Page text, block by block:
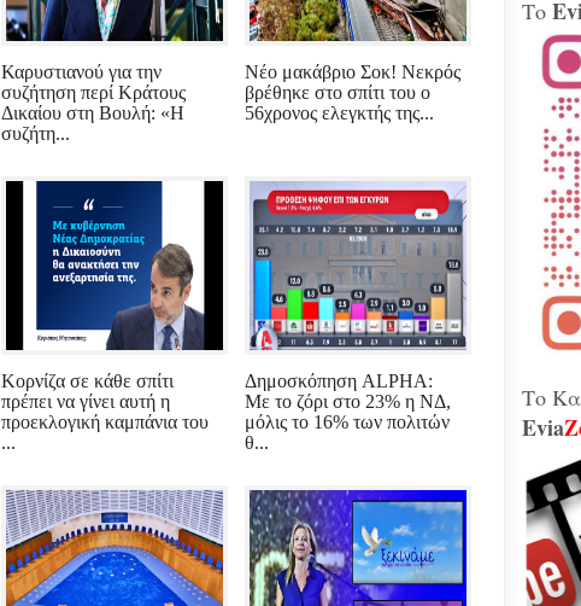
Καρυστιανού για την
συζήτηση περί Κράτους
Δικαίου στη Βουλή: «Η
συζήτη...
Νέο μακάβριο Σοκ! Νεκρός
βρέθηκε στο σπίτι του ο
56χρονος ελεγκτής της...
Κορνίζα σε κάθε σπίτι
πρέπει να γίνει αυτή η
προεκλογική καμπάνια του
...
Δημοσκόπηση ALPHA:
Με το ζόρι στο 23% η ΝΔ,
μόλις το 16% των πολιτών
θ...
240
Τα
το
Στα
Το
Το
Evia